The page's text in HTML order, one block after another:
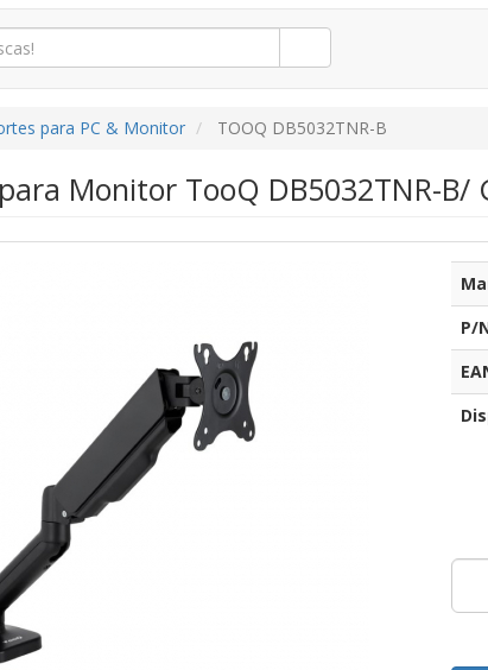
para PC & Monitor TOOQ DB5032TNR-B
Monitor TooQ DB5032TNR-
P/